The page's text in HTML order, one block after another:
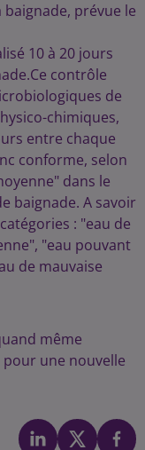
prévue le
10 à 20 jours
contrôle
de
chimiques,
entre chaque
conforme, selon
dans le
baignade. A savoir
: "eau de
"eau pouvant
de mauvaise
même
une nouvelle